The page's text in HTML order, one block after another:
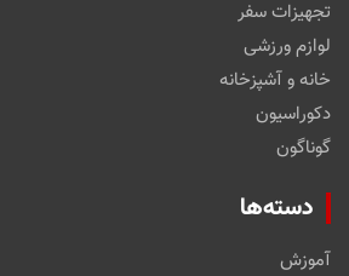
تجهیزات سفر
لوازم ورزشی
خانه و آشپزخانه
دکوراسیون
گوناگون
دسته‌ها
آموزش